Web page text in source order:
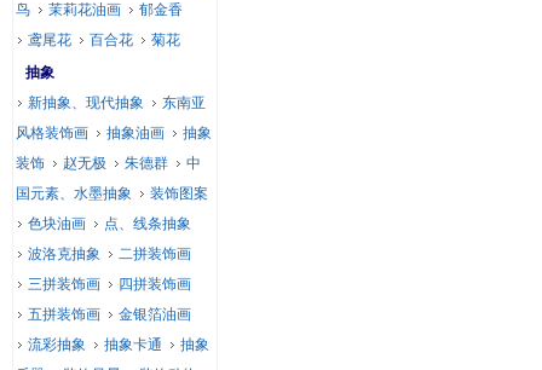
鸟
茉莉花油画
郁金香
鸢尾花
百合花
菊花
抽象
新抽象、现代抽象
东南亚
风格装饰画
抽象油画
抽象
装饰
赵无极 朱德群
中
国元素、水墨抽象
装饰图案
色块油画
点、线条抽象
波洛克抽象
二拼装饰画
三拼装饰画
四拼装饰画
五拼装饰画
金银箔油画
流彩抽象
抽象卡通
抽象